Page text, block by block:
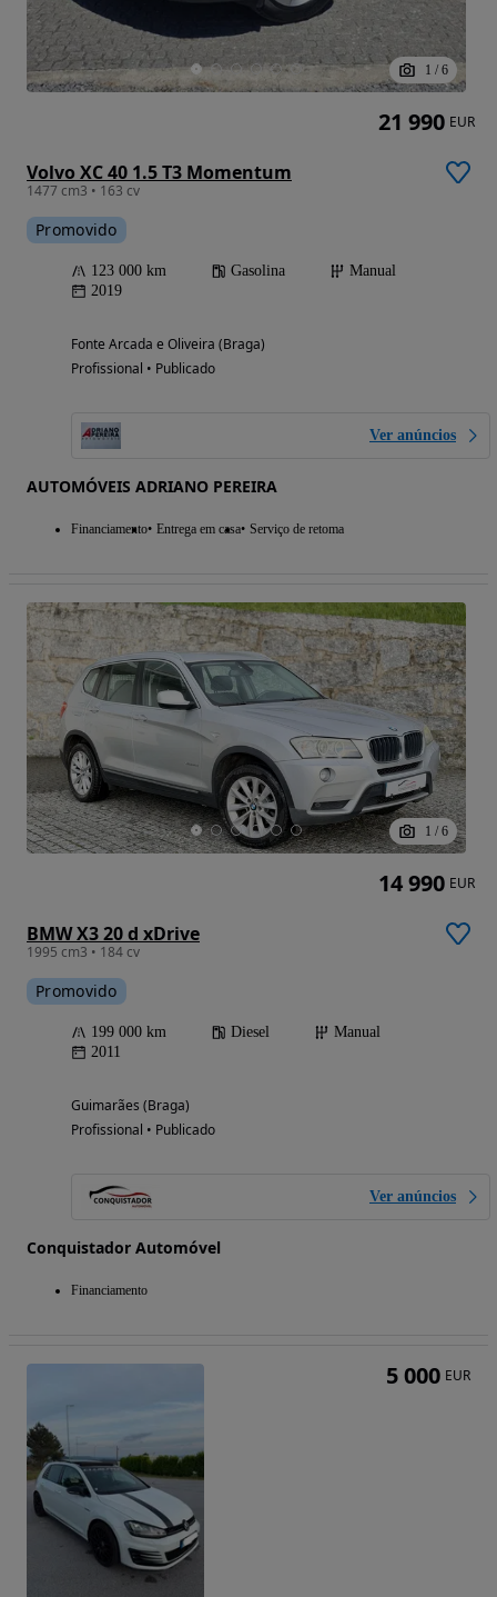
1 / 6
Volvo XC 40 1.5 T3 Momentum
1477 cm3 • 163 cv
Promovido
123 000 km Gasolina
Manual
2019
Fonte Arcada e Oliveira (Braga)
Profissional • Publicado
Ver anúncios
AUTOMÓVEIS ADRIANO PEREIRA
Financiamento Entrega em casa Serviço de retoma
21 990 EUR
1 / 6
BMW X3 20 d xDrive
1995 cm3 • 184 cv
Promovido
199 000 km Diesel
Manual
2011
Guimarães (Braga)
Profissional • Publicado
Ver anúncios
Conquistador Automóvel
Financiamento
14 990 EUR
5 000 EUR